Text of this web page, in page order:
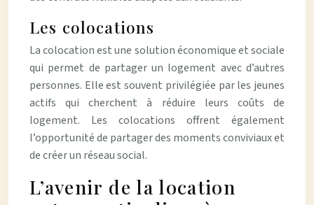
Les colocations
La colocation est une solution économique et sociale
qui permet de partager un logement avec d’autres
personnes. Elle est souvent privilégiée par les jeunes
actifs qui cherchent à réduire leurs coûts de
logement. Les colocations offrent également
l’opportunité de partager des moments conviviaux et
de créer un réseau social.
L’avenir de la location